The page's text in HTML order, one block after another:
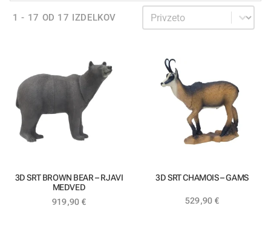
1 - 17 OD 17 IZDELKOV Sortiraj
Sortiraj
919,90 €
3D SRT BROWN BEAR – RJAVI
MEDVED
529,90 €
3D SRT CHAMOIS – GAMS